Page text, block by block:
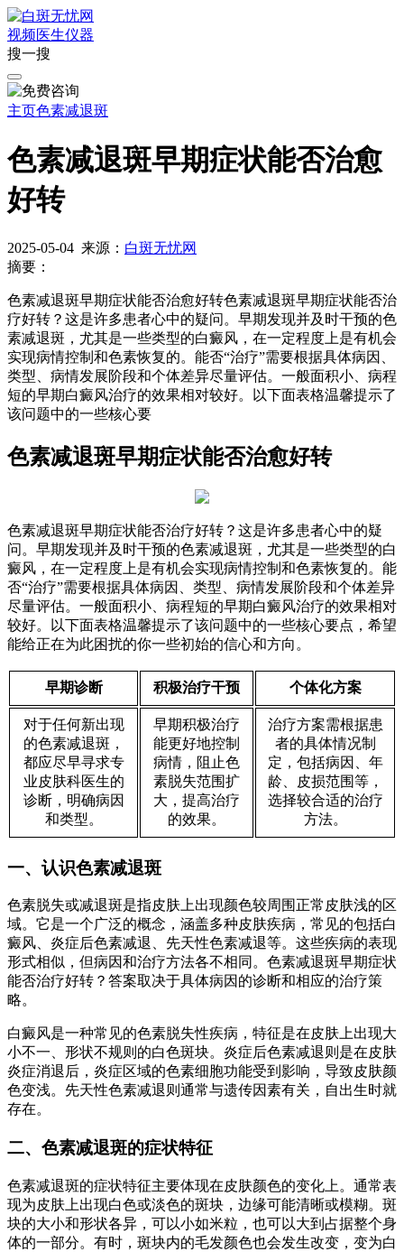
视频医生仪器
搜一搜
主页色素减退斑
色素减退斑早期症状能否治愈
好转
2025-05-04 来源： 白斑无忧网
摘要：
色素减退斑早期症状能否治愈好转色素减退斑早期症状能否治
疗好转？这是许多患者心中的疑问。早期发现并及时干预的色
素减退斑，尤其是一些类型的白癜风，在一定程度上是有机会
实现病情控制和色素恢复的。能否“治疗”需要根据具体病因、
类型、病情发展阶段和个体差异尽量评估。一般面积小、病程
短的早期白癜风治疗的效果相对较好。以下面表格温馨提示了
该问题中的一些核心要
色素减退斑早期症状能否治愈好转
色素减退斑早期症状能否治疗好转？这是许多患者心中的疑
问。早期发现并及时干预的色素减退斑，尤其是一些类型的白
癜风，在一定程度上是有机会实现病情控制和色素恢复的。能
否“治疗”需要根据具体病因、类型、病情发展阶段和个体差异
尽量评估。一般面积小、病程短的早期白癜风治疗的效果相对
较好。以下面表格温馨提示了该问题中的一些核心要点，希望
能给正在为此困扰的你一些初始的信心和方向。
早期诊断 积极治疗干预 个体化方案
对于任何新出现
的色素减退斑，
都应尽早寻求专
业皮肤科医生的
诊断，明确病因
和类型。
早期积极治疗
能更好地控制
病情，阻止色
素脱失范围扩
大，提高治疗
的效果。
治疗方案需根据患
者的具体情况制
定，包括病因、年
龄、皮损范围等，
选择较合适的治疗
方法。
一、认识色素减退斑
色素脱失或减退斑是指皮肤上出现颜色较周围正常皮肤浅的区
域。它是一个广泛的概念，涵盖多种皮肤疾病，常见的包括白
癜风、炎症后色素减退、先天性色素减退等。这些疾病的表现
形式相似，但病因和治疗方法各不相同。色素减退斑早期症状
能否治疗好转？答案取决于具体病因的诊断和相应的治疗策
略。
白癜风是一种常见的色素脱失性疾病，特征是在皮肤上出现大
小不一、形状不规则的白色斑块。炎症后色素减退则是在皮肤
炎症消退后，炎症区域的色素细胞功能受到影响，导致皮肤颜
色变浅。先天性色素减退则通常与遗传因素有关，自出生时就
存在。
二、色素减退斑的症状特征
色素减退斑的症状特征主要体现在皮肤颜色的变化上。通常表
现为皮肤上出现白色或淡色的斑块，边缘可能清晰或模糊。斑
块的大小和形状各异，可以小如米粒，也可以大到占据整个身
体的一部分。有时，斑块内的毛发颜色也会发生改变，变为白